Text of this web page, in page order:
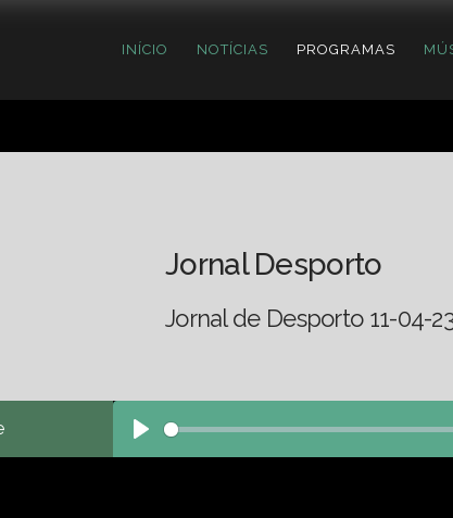
INÍCIO NOTÍCIAS PROGRAMAS
Jornal Desporto
Jornal de Desporto 11-04-
Play